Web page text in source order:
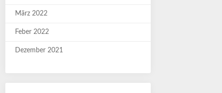
März 2022
Feber 2022
Dezember 2021